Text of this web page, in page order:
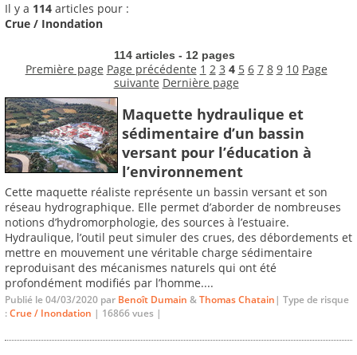
Il y a 114 articles pour :
Crue / Inondation
114 articles - 12 pages
Première page Page précédente 1 2 3 4 5 6 7 8 9 10 Page
suivante Dernière page
Maquette hydraulique et
sédimentaire d’un bassin
versant pour l’éducation à
l’environnement
Cette maquette réaliste représente un bassin versant et son
réseau hydrographique. Elle permet d’aborder de nombreuses
notions d’hydromorphologie, des sources à l’estuaire.
Hydraulique, l’outil peut simuler des crues, des débordements et
mettre en mouvement une véritable charge sédimentaire
reproduisant des mécanismes naturels qui ont été
profondément modifiés par l’homme....
Publié le 04/03/2020 par Benoît Dumain &Thomas Chatain | Type de risque
:Crue / Inondation | 16866 vues |